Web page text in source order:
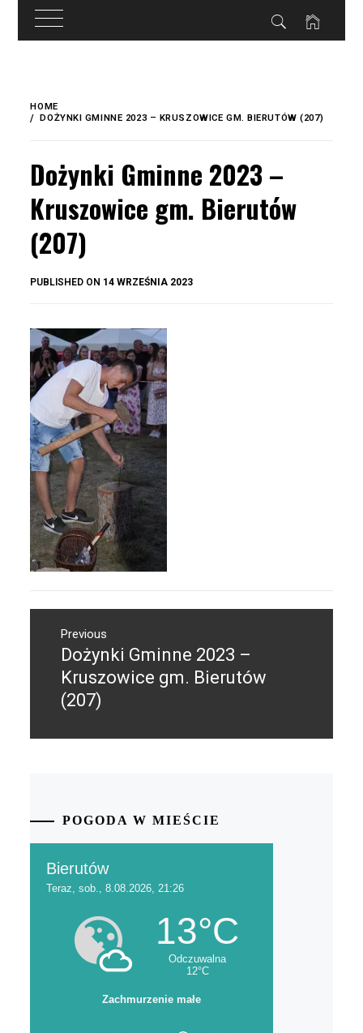
treści
content
HOME
DOŻYNKI GMINNE 2023 – KRUSZOWICE GM. BIERUTÓW (207)
Dożynki Gminne 2023 –
Kruszowice gm. Bierutów
(207)
PUBLISHED ON 14 WRZEŚNIA 2023
wpisuPrevious
Previous
post:
Dożynki Gminne 2023 –
Kruszowice gm. Bierutów
(207)
POGODA W MIEŚCIE